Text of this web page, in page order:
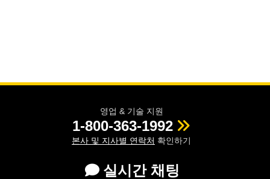
영업 & 기술 지원
1-800-363-1992
본사 및 지사별 연락처 확인하기
실시간 채팅